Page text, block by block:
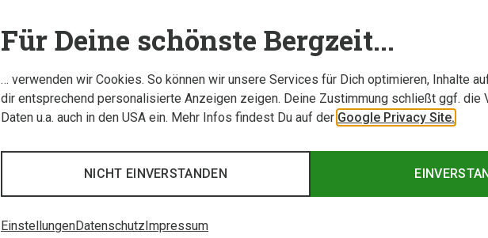
Für Deine schönste Bergzeit...
… verwenden wir Cookies. So können wir unsere Services für Dich optimieren, Inhalte
dir entsprechend personalisierte Anzeigen zeigen. Deine Zustimmung schließt ggf. die
Daten u.a. auch in den USA ein. Mehr Infos findest Du auf der Google Privacy Site.
NICHT EINVERSTANDEN
EinstellungenDatenschutz Impressum